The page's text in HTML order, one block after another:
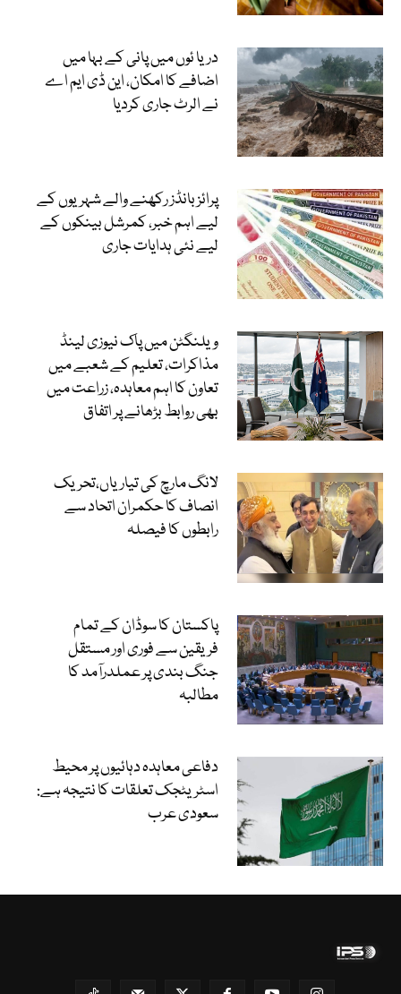
دریا ئوں میں پانی کے بہا میں
اضافے کا امکان، این ڈی ایم اے
نے الرٹ جاری کردیا
پرائز بانڈز رکھنے والے شہریوں کے
لیے اہم خبر، کمرشل بینکوں کے
لیے نئی ہدایات جاری
ویلنگٹن میں پاک نیوزی لینڈ
مذاکرات، تعلیم کے شعبے میں
تعاون کا اہم معاہدہ، زراعت میں
بھی روابط بڑھانے پر اتفاق
لانگ مارچ کی تیاریاں،تحریک
انصاف کا حکمران اتحاد سے
رابطوں کا فیصلہ
پاکستان کا سوڈان کے تمام
فریقین سے فوری اور مستقل
جنگ بندی پر عملدرآمد کا
مطالبہ
دفاعی معاہدہ دہائیوں پر محیط
اسٹریٹجک تعلقات کا نتیجہ ہے:
سعودی عرب